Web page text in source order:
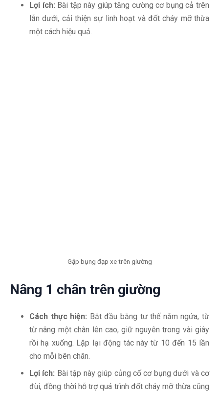
Lợi ích: Bài tập này giúp tăng cường cơ bụng cả trên
lẫn dưới, cải thiện sự linh hoạt và đốt cháy mỡ thừa
một cách hiệu quả.
Gập bụng đạp xe trên giường
Nâng 1 chân trên giường
Cách thực hiện: Bắt đầu bằng tư thế nằm ngửa, từ
từ nâng một chân lên cao, giữ nguyên trong vài giây
rồi hạ xuống. Lặp lại động tác này từ 10 đến 15 lần
cho mỗi bên chân.
Lợi ích: Bài tập này giúp củng cố cơ bụng dưới và cơ
đùi, đồng thời hỗ trợ quá trình đốt cháy mỡ thừa cũng